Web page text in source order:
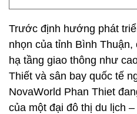
Trước định hướng phát
nhọn của tỉnh Bình
hạ tầng giao thông như
Thiết và sân bay quốc tế
NovaWorld Phan Thiet
của một đại đô thị du lịch